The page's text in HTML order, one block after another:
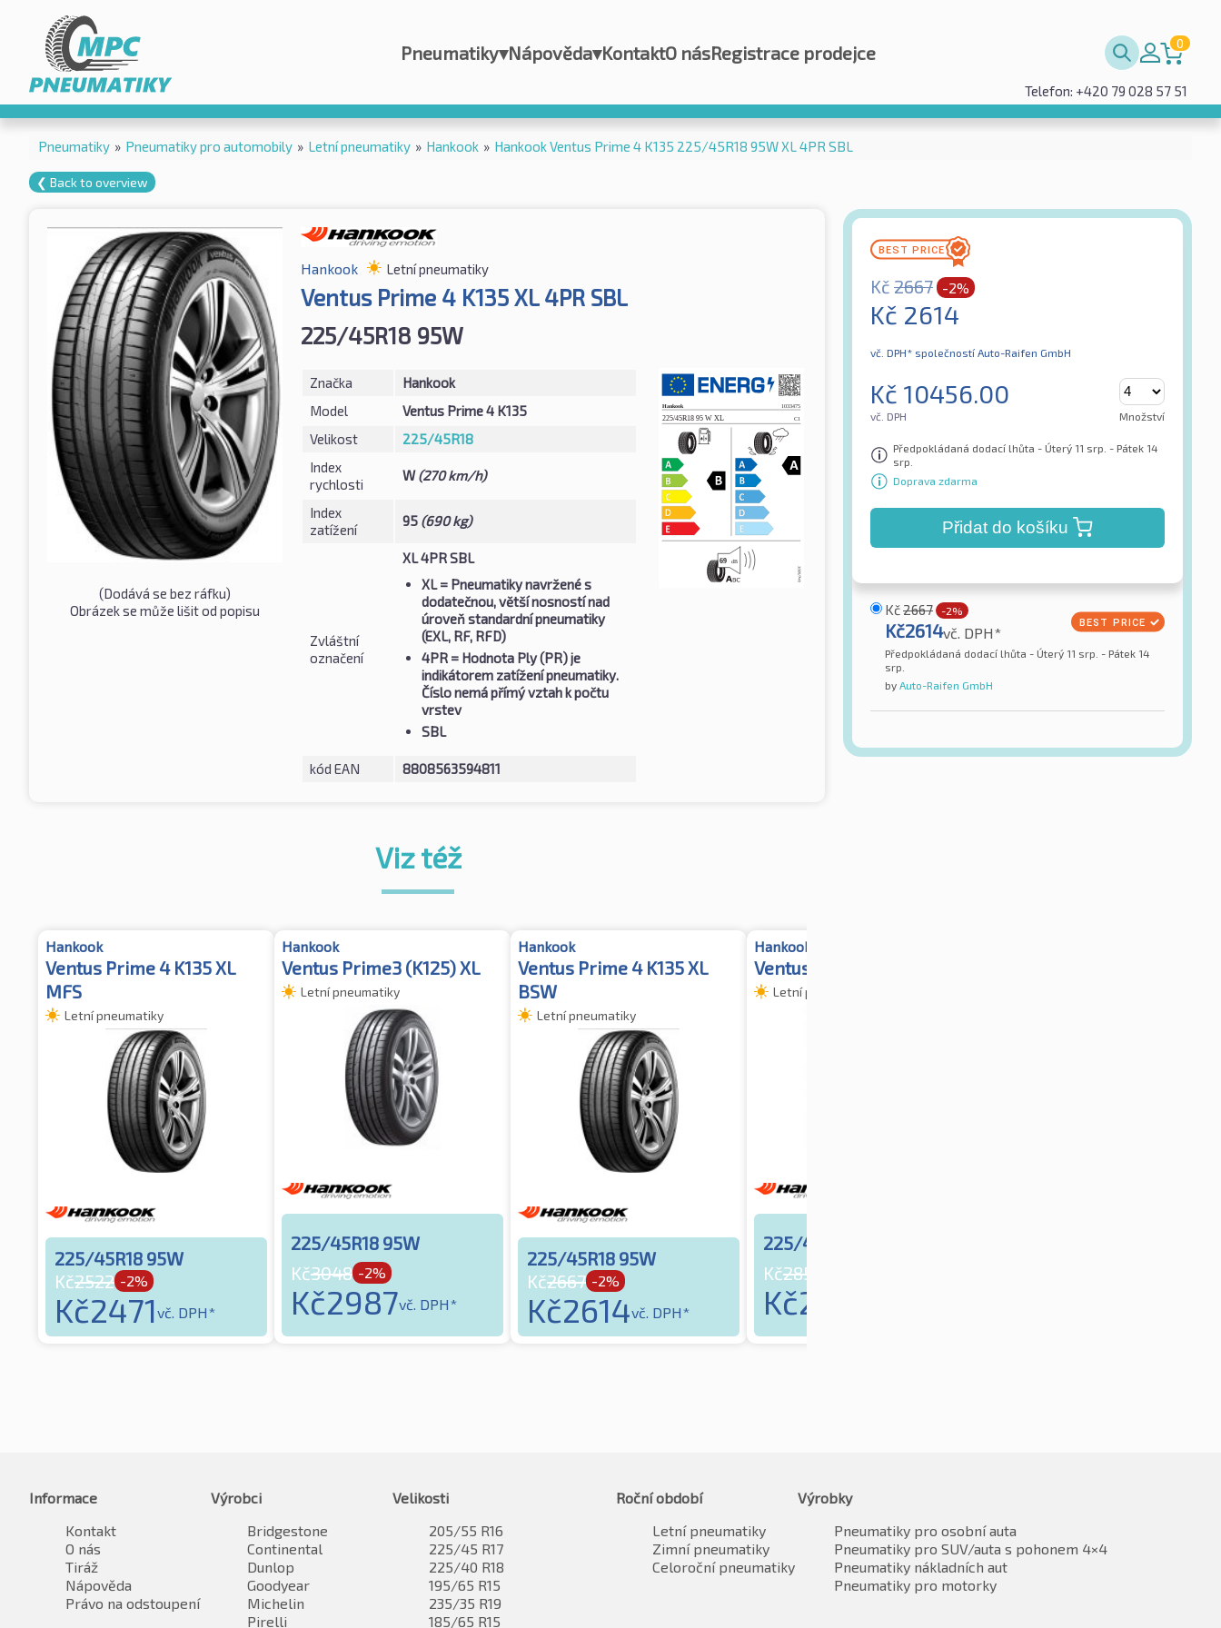
Pneumatiky▾Nápověda▾KontaktO násRegistrace prodejce 0
Telefon: +420 79 028 57 51
Pneumatiky » Pneumatiky pro automobily » Letní pneumatiky » Hankook » Hankook Ventus Prime 4 K135 225/45R18 95W XL 4PR SBL
❮ Back to overview
(Dodává se bez ráfku)
Obrázek se může lišit od popisu
Hankook Letní pneumatiky
Ventus Prime 4 K135 XL 4PR SBL
225/45R18 95W
Značka
Hankook
Model
Ventus Prime 4 K135
Velikost
225/45R18
Index
rychlosti
W(270 km/h)
Index
zatížení
95 (690 kg)
Zvláštní
označení
XL 4PR SBL
XL= Pneumatiky navržené s
dodatečnou, větší nosností nad
úroveň standardní pneumatiky
(EXL, RF, RFD)
4PR= Hodnota Ply (PR) je
indikátorem zatížení pneumatiky.
Číslo nemá přímý vztah k počtu
vrstev
SBL
kód EAN 8808563594811
Kč 2667 -2%
Kč 2614
vč. DPH* společností Auto-Raifen GmbH
Kč 10456.00
vč. DPH Množství
Předpokládaná dodací lhůta - Úterý 11 srp. - Pátek 14
srp.
Doprava zdarma
Přidat do košíku
Kč2667 -2%
Kč2614vč. DPH*
Předpokládaná dodací lhůta - Úterý 11 srp. - Pátek 14
srp.
by Auto-Raifen GmbH
Viz též
Hankook
Ventus Prime 4 K135 XL
MFS
Letní pneumatiky
225/45R18 95W
Kč2522 -2%
Kč2471vč. DPH*
Hankook
Ventus Prime3 (K125) XL
Letní pneumatiky
225/45R18 95W
Kč3048 -2%
Kč2987vč. DPH*
Hankook
Ventus Prime 4 K135 XL
BSW
Letní pneumatiky
225/45R18 95W
Kč2667 -2%
Kč2614vč. DPH*
Hankook
Ventus S1 Evo 3 K127 XL TL
Letní pneumatiky
225/45R18 95W
Kč2854
Kč2798
Informace
Kontakt
O nás
Tiráž
Nápověda
Právo na odstoupení
Výrobci
Bridgestone
Continental
Dunlop
Goodyear
Michelin
Pirelli
Velikosti
205/55 R16
225/45 R17
225/40 R18
195/65 R15
235/35 R19
185/65 R15
Roční období
Letní pneumatiky
Zimní pneumatiky
Celoroční pneumatiky
Výrobky
Pneumatiky pro osobní auta
Pneumatiky pro SUV/auta s pohonem 4×4
Pneumatiky nákladních aut
Pneumatiky pro motorky